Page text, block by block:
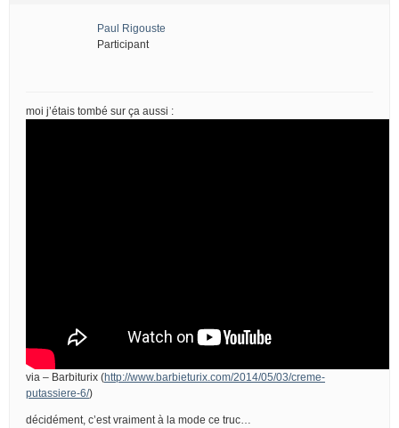
Paul Rigouste
Participant
moi j’étais tombé sur ça aussi :
via – Barbiturix (http://www.barbieturix.com/2014/05/03/creme-
putassiere-6/)
décidément, c’est vraiment à la mode ce truc…